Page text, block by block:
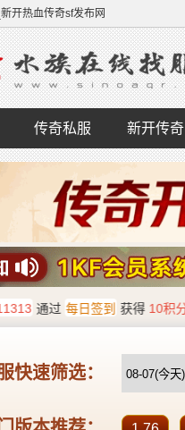
开热血传奇sf发布网
传奇私服 新开传奇